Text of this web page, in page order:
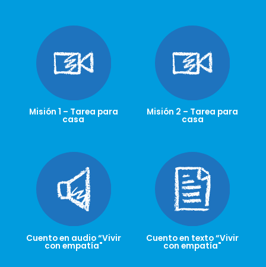
Misión 1 – Tarea para
casa
Misión 2 – Tarea para
casa
Cuento en audio “Vivir
con empatía"
Cuento en texto “Vivir
con empatía"